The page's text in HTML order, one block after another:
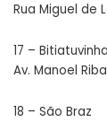
Rua Miguel de
17 – Bitiatuvinha
Av. Manoel
18 – São Braz